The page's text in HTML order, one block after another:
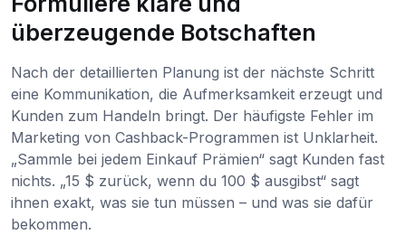
überzeugende Botschaften
Nach der detaillierten Planung ist der nächste Schritt
eine Kommunikation, die Aufmerksamkeit erzeugt und
Kunden zum Handeln bringt. Der häufigste Fehler im
Marketing von Cashback-Programmen ist Unklarheit.
„Sammle bei jedem Einkauf Prämien“ sagt Kunden fast
nichts. „15 $ zurück, wenn du 100 $ ausgibst“ sagt
ihnen exakt, was sie tun müssen – und was sie dafür
bekommen.